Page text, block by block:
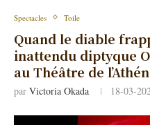
Spectacles Toile
Quand le diable
inattendu diptyque
au Théâtre de
par Victoria Okada 18-03-